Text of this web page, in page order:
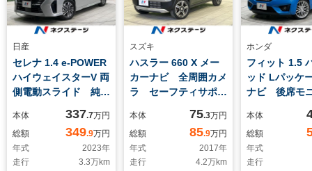
日産
セレナ 1.4 e-POWER
ハイウェイスターV 両
側電動スライド 純正
メラ エマージェンシ
ーブレーキ プロパイ
ロット ブラインドス
ポットモニター 禁煙
本体 337.7万円
総額
349.9万円
年式
2023年
走行
3.3万km
スズキ
ハスラー 660 X メー
カーナビ 全周囲カメ
ラ セーフティサポー
キー HIDヘッド シ
ートヒーター ETC
純正15インチアル
ミ オートライト オ
本体 75.3万円
総額
85.9万円
年式
2017年
走行
4.2万km
ホンダ
フィット 1.5
ッド Lパッケ
ナビ 後席モ
車 ハーフレ
ト スマー
LEDヘッド
ルコン 純正
本体
総額
年式
走行